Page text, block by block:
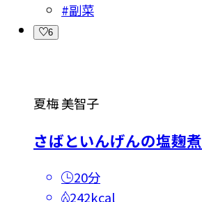
#副菜
6
夏梅 美智子
さばといんげんの塩麹煮
20分
242kcal